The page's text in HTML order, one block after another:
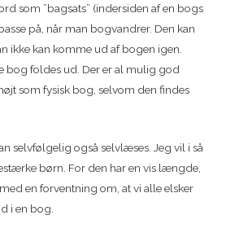
som ”bagsats” (indersiden af en bogs
på, når man bogvandrer. Den kan
ikke kan komme ud af bogen igen.
bog foldes ud. Der er al mulig god
som fysisk bog, selvom den findes
selvfølgelig også selvlæses. Jeg vil i så
børn. For den har en vis længde,
en forventning om, at vi alle elsker
i en bog.